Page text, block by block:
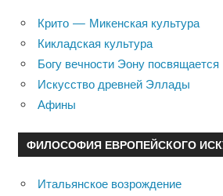
Крито — Микенская культура
Кикладская культура
Богу вечности Эону посвящается
Искусство древней Эллады
Афины
ФИЛОСОФИЯ ЕВРОПЕЙСКОГО
Итальянское возрождение